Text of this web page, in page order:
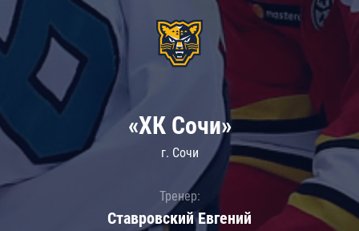
«ХК Сочи»
г. Сочи
Тренер:
Ставровский Евгений